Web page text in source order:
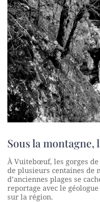
Sous la montagne,
À Vuitebœuf, les gorges
de plusieurs centaines de
d’anciennes plages se
reportage avec le
sur la région.